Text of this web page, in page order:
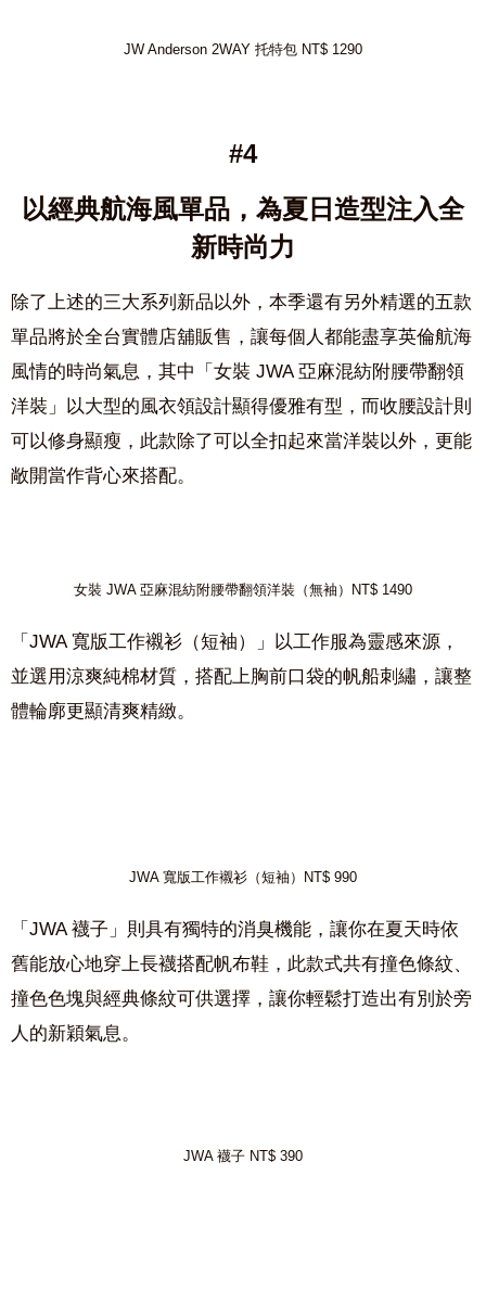
JW Anderson 2WAY 托特包 NT$ 1290
#4
以經典航海風單品，為夏日造型注入全
新時尚力
除了上述的三大系列新品以外，本季還有另外精選的五款
單品將於全台實體店舖販售，讓每個人都能盡享英倫航海
風情的時尚氣息，其中「女裝 JWA 亞麻混紡附腰帶翻領
洋裝」以大型的風衣領設計顯得優雅有型，而收腰設計則
可以修身顯瘦，此款除了可以全扣起來當洋裝以外，更能
敞開當作背心來搭配。
女裝 JWA 亞麻混紡附腰帶翻領洋裝（無袖）NT$ 1490
「JWA 寬版工作襯衫 （短袖）
」以工作服為靈感來源，
並選用涼爽純棉材質，搭配上胸前口袋的帆船刺繡，讓整
體輪廓更顯清爽精緻。
JWA 寬版工作襯衫（短袖）NT$ 990
「JWA 襪子」則具有獨特的消臭機能，讓你在夏天時依
舊能放心地穿上長襪搭配帆布鞋，此款式共有撞色條紋、
撞色色塊與經典條紋可供選擇，讓你輕鬆打造出有別於旁
人的新穎氣息。
JWA 襪子 NT$ 390